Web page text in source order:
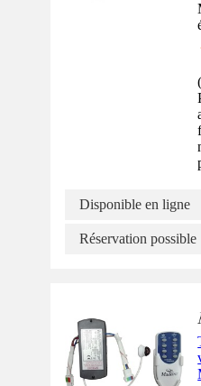
(
Disponible en ligne
Réservation possible